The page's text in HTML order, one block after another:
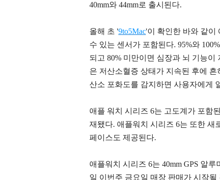
40mm와 44mm로 출시된다.
올해 초 '9to5Mac'이 확인한 바와 같이
수 있는 센서가 포함된다. 95%와
되고 80% 미만이면 심장과 뇌 기능
은 저산소혈증 상태가 지속된 후에 흔
산소 포화도를 감지하면 사용자에게
애플 워치 시리즈 6는 고도계가 포함
재됐다. 애플워치 시리즈 6는 또한 새
페이스도 제공된다.
애플워치 시리즈 6는 40mm GPS 알
일 이번주 금요일 매장 판매가 시작